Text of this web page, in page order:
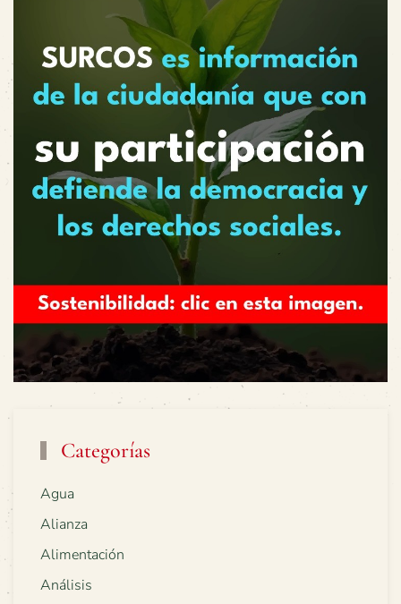
Categorías
Agua
Alianza
Alimentación
Análisis